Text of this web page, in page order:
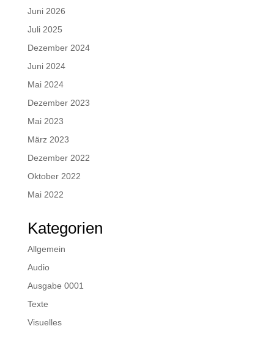
Juni 2026
Juli 2025
Dezember 2024
Juni 2024
Mai 2024
Dezember 2023
Mai 2023
März 2023
Dezember 2022
Oktober 2022
Mai 2022
Kategorien
Allgemein
Audio
Ausgabe 0001
Texte
Visuelles